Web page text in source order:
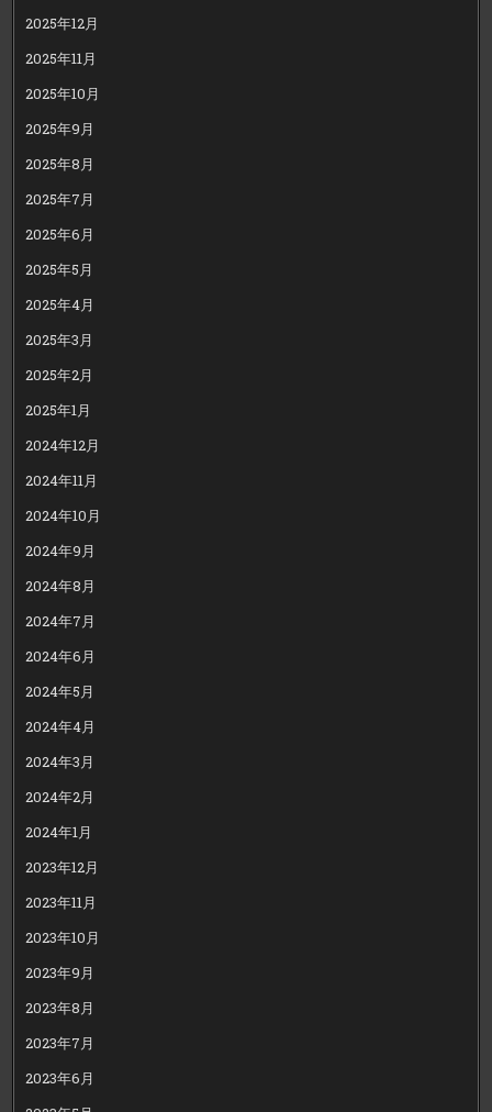
2025年12月
2025年11月
2025年10月
2025年9月
2025年8月
2025年7月
2025年6月
2025年5月
2025年4月
2025年3月
2025年2月
2025年1月
2024年12月
2024年11月
2024年10月
2024年9月
2024年8月
2024年7月
2024年6月
2024年5月
2024年4月
2024年3月
2024年2月
2024年1月
2023年12月
2023年11月
2023年10月
2023年9月
2023年8月
2023年7月
2023年6月